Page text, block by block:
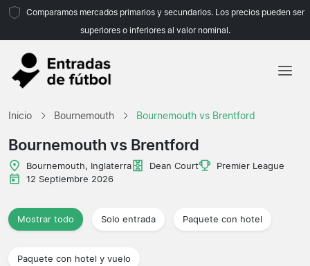
Comparamos mercados primarios y secundarios. Los precios pueden ser
superiores o inferiores al valor nominal.
Inicio Bournemouth Bournemouth vs Brentford
Bournemouth vs Brentford
Bournemouth, Inglaterra Dean Court
Premier League
12 Septiembre 2026
Mostrar todo Solo entrada Paquete con hotel
Paquete con hotel y vuelo